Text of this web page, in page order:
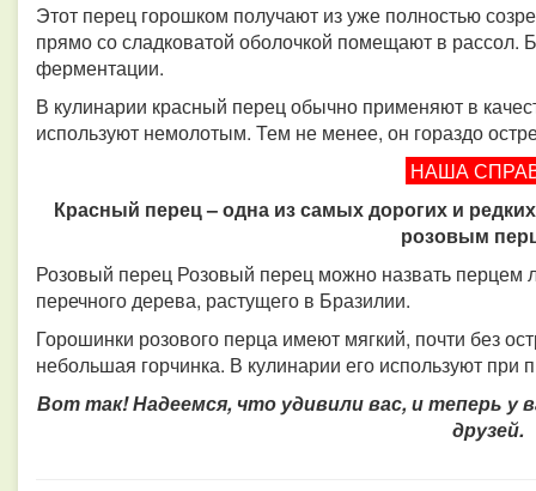
Этот перец горошком получают из уже полностью
прямо со сладковатой оболочкой помещают в рассол.
ферментации.
В кулинарии красный перец обычно применяют в
используют немолотым. Тем не менее, он гораздо
НАША
Красный перец – одна из самых дорогих и
розовым
Розовый перец Розовый перец можно назвать
перечного дерева, растущего в Бразилии.
Горошинки розового перца имеют мягкий, почти без
небольшая горчинка. В кулинарии его используют
Вот так! Надеемся, что удивили вас, и теперь у
друзей.